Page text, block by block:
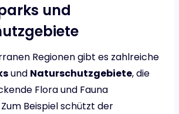
und
Regionen gibt es zahlreiche
und Naturschutzgebiete, die
Flora und Fauna
Beispiel schützt der